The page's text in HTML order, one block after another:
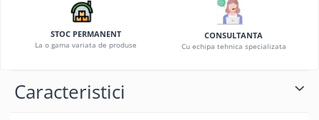
STOC PERMANENT
La o gama variata de produse
CONSULTANTA
Cu echipa tehnica specializata
Caracteristici